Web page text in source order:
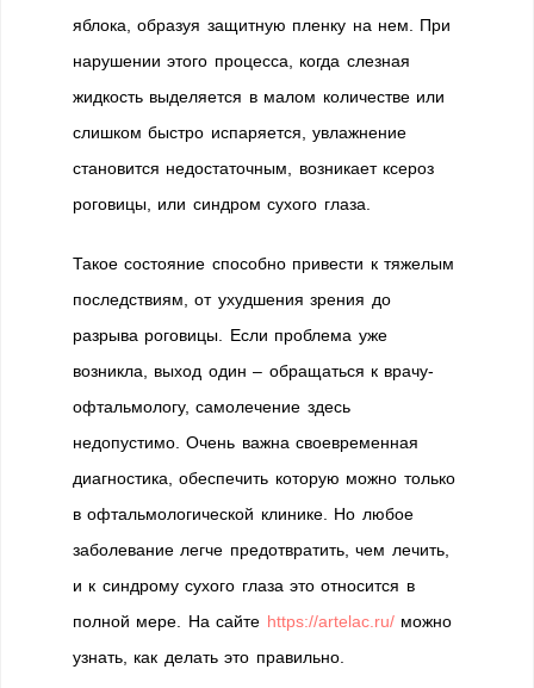
яблока, образуя защитную пленку на нем. При
нарушении этого процесса, когда слезная
жидкость выделяется в малом количестве или
слишком быстро испаряется, увлажнение
становится недостаточным, возникает ксероз
роговицы, или синдром сухого глаза.
Такое состояние способно привести к тяжелым
последствиям, от ухудшения зрения до
разрыва роговицы. Если проблема уже
возникла, выход один – обращаться к врачу-
офтальмологу, самолечение здесь
недопустимо. Очень важна своевременная
диагностика, обеспечить которую можно только
в офтальмологической клинике. Но любое
заболевание легче предотвратить, чем лечить,
и к синдрому сухого глаза это относится в
полной мере. На сайте https://artelac.ru/можно
узнать, как делать это правильно.